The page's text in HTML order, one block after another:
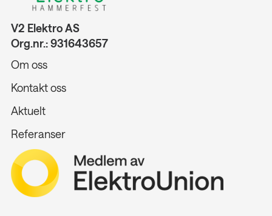
V2 Elektro AS
Org.nr.: 931643657
Om oss
Kontakt oss
Aktuelt
Referanser